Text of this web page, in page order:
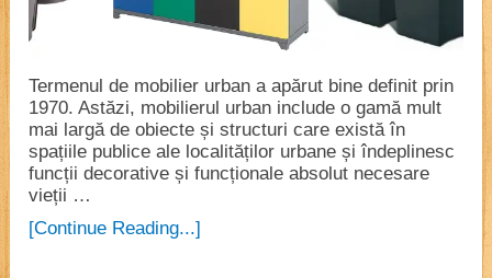
Termenul de mobilier urban a apărut bine definit prin
1970. Astăzi, mobilierul urban include o gamă mult
mai largă de obiecte și structuri care există în
spațiile publice ale localităților urbane și îndeplinesc
funcții decorative și funcționale absolut necesare
vieții …
[Continue Reading...]